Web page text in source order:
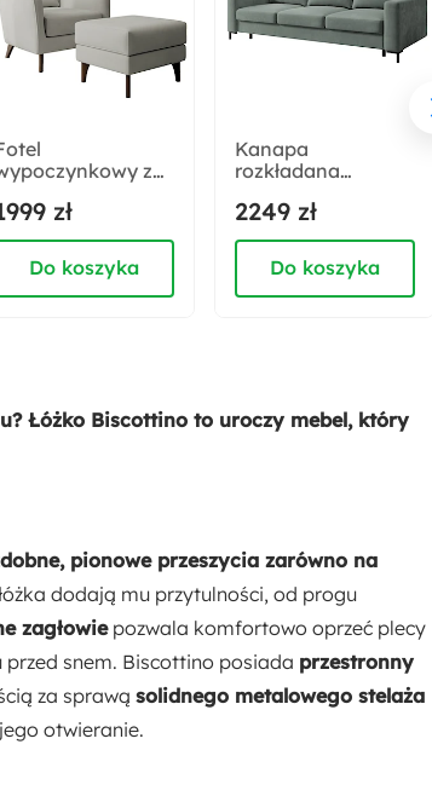
laminowana Płyta wiórowa
otwierania:
wybór:
w Polsce
cm
wezgłowia:
panele
z
szary w
hydrofobowej
welur nóżki wenge
zł
Do koszyka
Kanapa
rozkładana
Mokpeo z
pojemnikiem szara
welur
2249 zł
Do koszyka
Łóżko Biscottino to uroczy mebel, który
pionowe przeszycia zarówno na
dodają mu przytulności, od progu
zagłowiepozwala komfortowo oprzeć plecy
snem. Biscottino posiada przestronny
za sprawą solidnego metalowego stelaża
otwieranie.